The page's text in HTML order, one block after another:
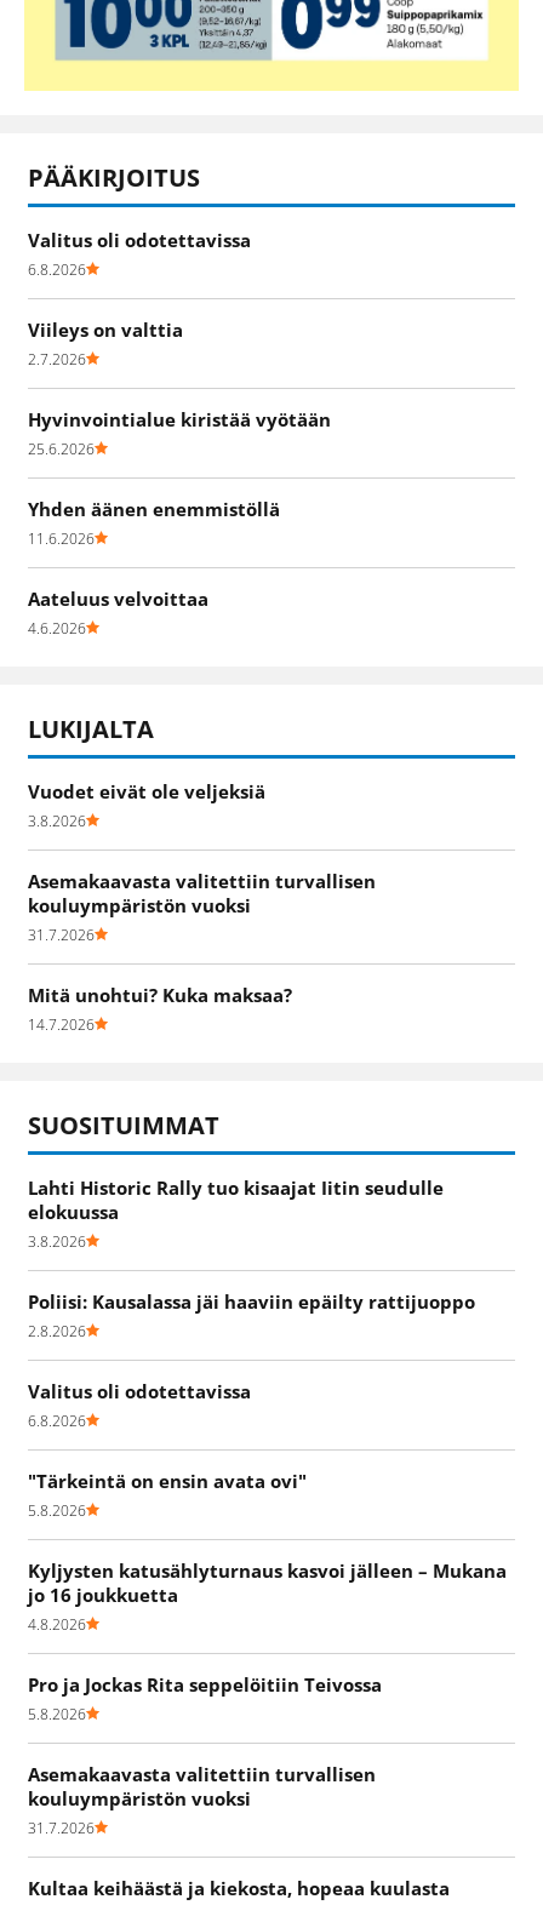
PÄÄKIRJOITUS
Valitus oli odotettavissa
6.8.2026
Viileys on valttia
2.7.2026
Hyvinvointialue kiristää vyötään
25.6.2026
Yhden äänen enemmistöllä
11.6.2026
Aateluus velvoittaa
4.6.2026
LUKIJALTA
Vuodet eivät ole veljeksiä
3.8.2026
Asemakaavasta valitettiin turvallisen
kouluympäristön vuoksi
31.7.2026
Mitä unohtui? Kuka maksaa?
14.7.2026
SUOSITUIMMAT
Lahti Historic Rally tuo kisaajat Iitin seudulle
elokuussa
3.8.2026
Poliisi: Kausalassa jäi haaviin epäilty rattijuoppo
2.8.2026
Valitus oli odotettavissa
6.8.2026
"Tärkeintä on ensin avata ovi"
5.8.2026
Kyljysten katusählyturnaus kasvoi jälleen – Mukana
jo 16 joukkuetta
4.8.2026
Pro ja Jockas Rita seppelöitiin Teivossa
5.8.2026
Asemakaavasta valitettiin turvallisen
kouluympäristön vuoksi
31.7.2026
Kultaa keihäästä ja kiekosta, hopeaa kuulasta